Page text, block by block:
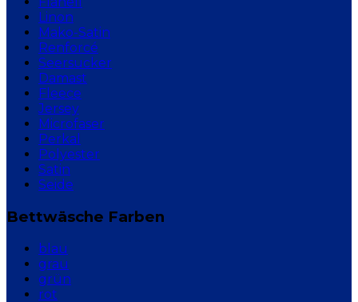
Linon
Mako-Satin
Renforcé
Seersucker
Damast
Fleece
Jersey
Microfaser
Perkal
Polyester
Satin
Seide
Bettwäsche Farben
blau
grau
grün
rot